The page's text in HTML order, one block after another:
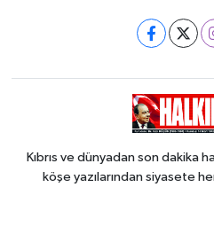
Kıbrıs ve dünyadan son dakika
köşe yazılarından siyasete